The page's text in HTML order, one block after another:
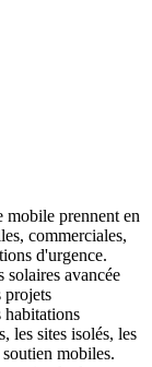
mobile prennent en
commerciales,
d'urgence.
solaires avancée
projets
habitations
les sites isolés, les
soutien mobiles.